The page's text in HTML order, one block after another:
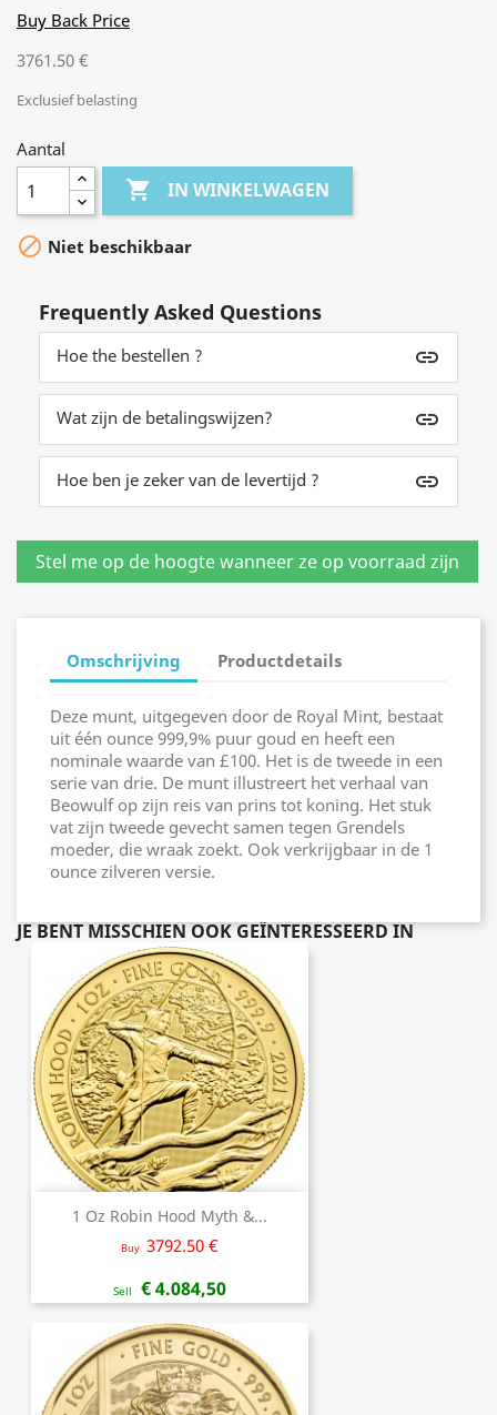
Buy Back Price
3761.50 €
Exclusief belasting
Aantal
 IN WINKELWAGEN
 Niet beschikbaar
Frequently Asked Questions
Hoe the bestellen ? insert_link
Wat zijn de betalingswijzen? insert_link
Hoe ben je zeker van de levertijd ? insert_link
Omschrijving Productdetails
Deze munt, uitgegeven door de Royal Mint, bestaat
uit één ounce 999,9% puur goud en heeft een
nominale waarde van £100. Het is de tweede in een
serie van drie. De munt illustreert het verhaal van
Beowulf op zijn reis van prins tot koning. Het stuk
vat zijn tweede gevecht samen tegen Grendels
moeder, die wraak zoekt. Ook verkrijgbaar in de 1
ounce zilveren versie.
JE BENT MISSCHIEN OOK GEÏNTERESSEERD IN
1 Oz Robin Hood Myth &...
Buy 3792.50 €
Sell € 4.084,50